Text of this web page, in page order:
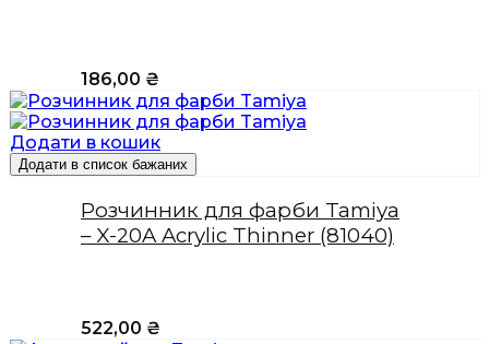
186,00 ₴
Додати в кошик
Додати в список бажаних
Розчинник для фарби Tamiya
– X-20A Acrylic Thinner (81040)
522,00 ₴